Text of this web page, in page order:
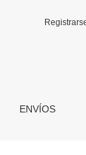
ENVÍOS